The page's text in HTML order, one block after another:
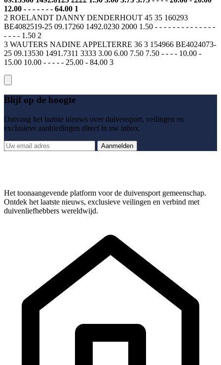
12.00 - - - - - - - 64.00 1
2 ROELANDT DANNY DENDERHOUT 45 35 160293
BE4082519-25 09.17260 1492.0230 2000 1.50 - - - - - - - - - - - - - -
- - - - 1.50 2
3 WAUTERS NADINE APPELTERRE 36 3 154966 BE4024073-
25 09.13530 1491.7311 3333 3.00 6.00 7.50 7.50 - - - - 10.00 -
15.00 10.00 - - - - - 25.00 - 84.00 3
Blijf op de hoogte
Ontvang het laatste nieuws over duivensport, veilingen en
exclusieve aanbiedingen direct in uw inbox.
Aanmelden
Het toonaangevende platform voor de duivensport gemeenschap.
Ontdek het laatste nieuws, exclusieve veilingen en verbind met
duivenliefhebbers wereldwijd.